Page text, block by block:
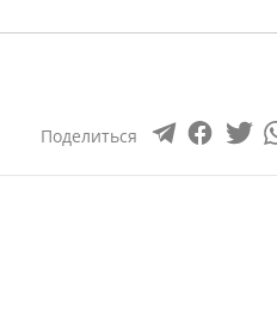
Поделиться